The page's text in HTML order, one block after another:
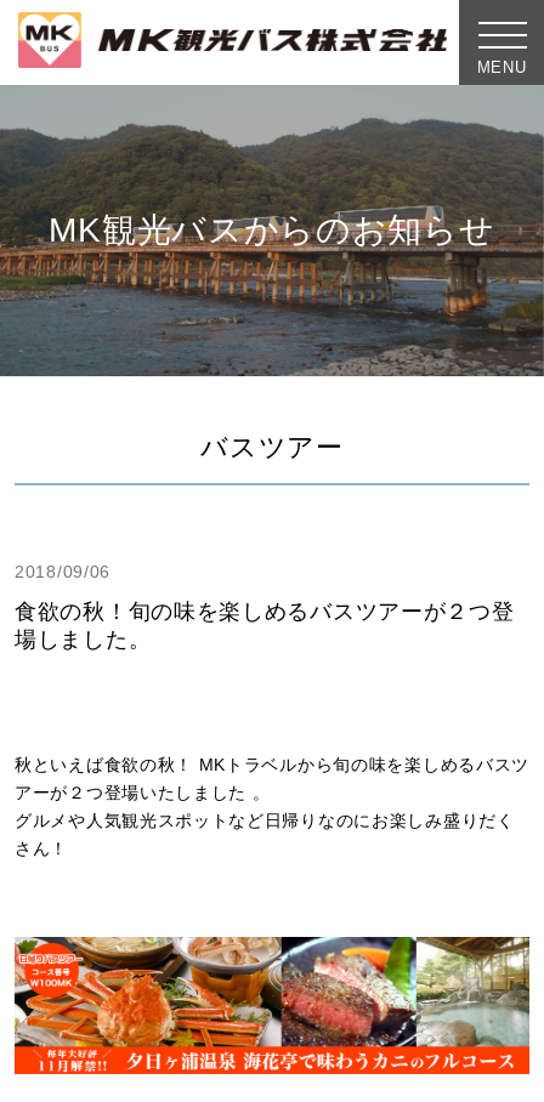
toggle
MENU
MK観光バスからのお知らせ
バスツアー
2018/09/06
食欲の秋！旬の味を楽しめるバスツアーが２つ登
場しました。
秋といえば食欲の秋！ MKトラベルから旬の味を楽しめるバスツ
アーが２つ登場いたしました 。
グルメや人気観光スポットなど日帰りなのにお楽しみ盛りだく
さん！